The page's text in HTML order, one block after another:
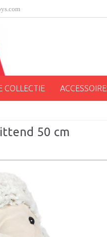
COLLECTIE
50 cm